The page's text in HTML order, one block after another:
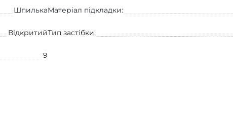
ШпилькаМатеріал підкладки:
ВiдкритийТип застібки:
9